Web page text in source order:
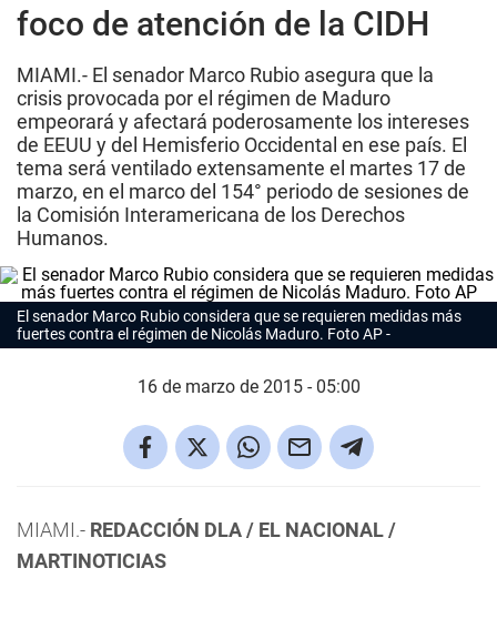
foco de atención de la CIDH
MIAMI.- El senador Marco Rubio asegura que la
crisis provocada por el régimen de Maduro
empeorará y afectará poderosamente los intereses
de EEUU y del Hemisferio Occidental en ese país. El
tema será ventilado extensamente el martes 17 de
marzo, en el marco del 154° periodo de sesiones de
la Comisión Interamericana de los Derechos
Humanos.
El senador Marco Rubio considera que se requieren medidas más
fuertes contra el régimen de Nicolás Maduro. Foto AP
16 de marzo de 2015 - 05:00
MIAMI.- REDACCIÓN DLA / EL NACIONAL /
MARTINOTICIAS